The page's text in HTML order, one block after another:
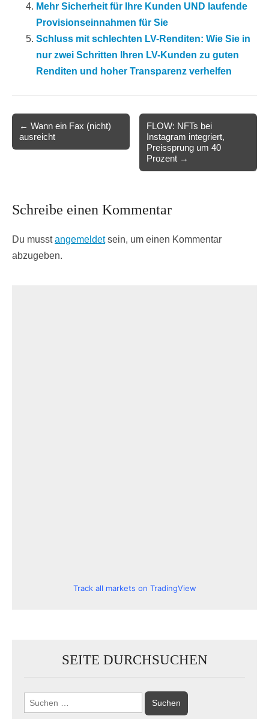
Mehr Sicherheit für Ihre Kunden UND laufende
Provisionseinnahmen für Sie
Schluss mit schlechten LV-Renditen: Wie Sie in
nur zwei Schritten Ihren LV-Kunden zu guten
Renditen und hoher Transparenz verhelfen
Post
navigation
← Wann ein Fax (nicht)
ausreicht
FLOW: NFTs bei
Instagram integriert,
Preissprung um 40
Prozent →
Schreibe einen Kommentar
Du musstangemeldetsein, um einen Kommentar
abzugeben.
Track all markets on TradingView
SEITE DURCHSUCHEN
Suchen
nach: